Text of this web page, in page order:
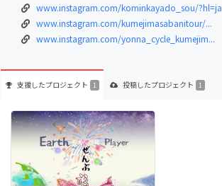
www.instagram.com/kominkayado_sou/?hl=ja
www.instagram.com/kumejimasabanitour/...
www.instagram.com/yonna_cycle_kumejim...
支援したプロジェクト 1 投稿したプロジェクト 1